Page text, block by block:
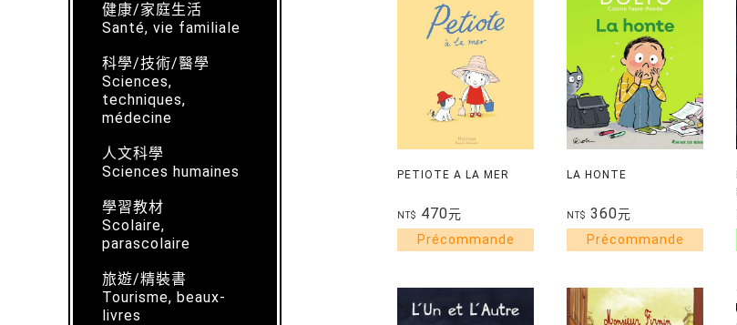
健康/家庭生活
Santé, vie familiale
科學/技術/醫學
Sciences,
techniques,
médecine
人文科學
Sciences humaines
學習教材
Scolaire,
parascolaire
旅遊/精裝書
Tourisme, beaux-
livres
PETIOTE A LA MER
NT$ 470元
LA HONTE
NT$ 360元